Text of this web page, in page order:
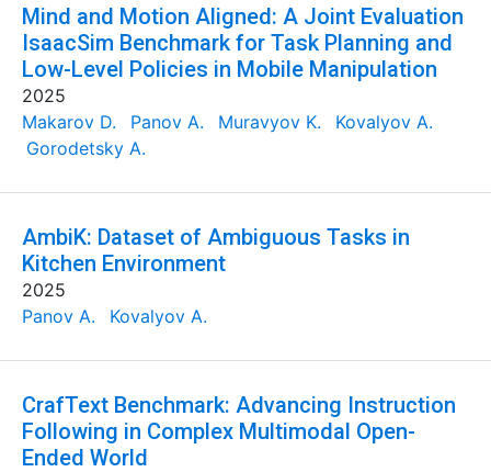
Mind and Motion Aligned: A Joint Evaluation
IsaacSim Benchmark for Task Planning and
Low-Level Policies in Mobile Manipulation
2025
Makarov D.
Panov A. Muravyov K.
Kovalyov A.
Gorodetsky A.
AmbiK: Dataset of Ambiguous Tasks in
Kitchen Environment
2025
Panov A.
Kovalyov A.
CrafText Benchmark: Advancing Instruction
Following in Complex Multimodal Open-
Ended World